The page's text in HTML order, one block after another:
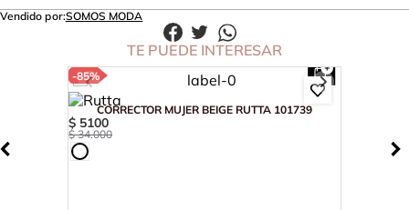
Vendido por:SOMOS MODA
TE PUEDE INTERESAR
-85%
CORRECTOR MUJER BEIGE RUTTA 101739
$ 5100
$ 34.000